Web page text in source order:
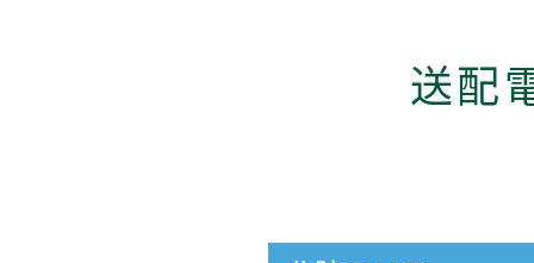
送配